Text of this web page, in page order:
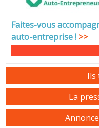
Faites-vous
auto-entreprise! >>
Ils
La